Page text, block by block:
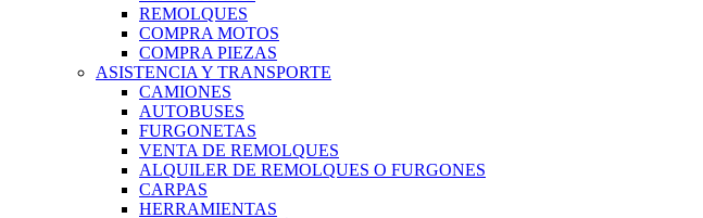
REMOLQUES
COMPRA MOTOS
COMPRA PIEZAS
ASISTENCIA Y TRANSPORTE
CAMIONES
AUTOBUSES
FURGONETAS
VENTA DE REMOLQUES
ALQUILER DE REMOLQUES O FURGONES
CARPAS
HERRAMIENTAS